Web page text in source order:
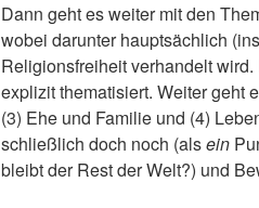
Dann geht es weiter mit den
wobei darunter hauptsächlich
Religionsfreiheit verhandelt
explizit thematisiert. Weiter geht
(3) Ehe und Familie und (4)
schließlich doch noch (alsein
bleibt der Rest der Welt?) und